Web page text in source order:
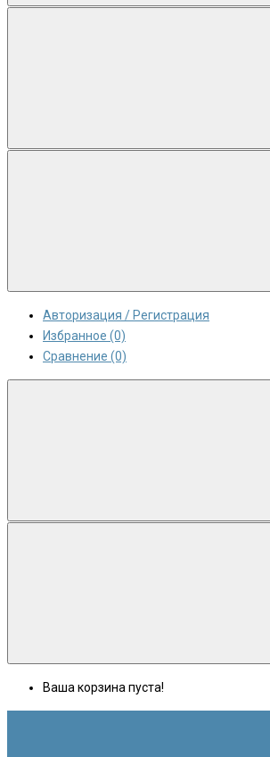
Авторизация / Регистрация
Избранное (0)
Сравнение (0)
Ваша корзина пуста!